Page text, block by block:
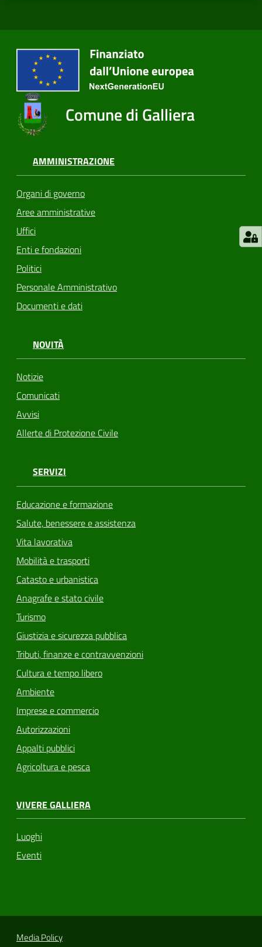
Comune di Galliera
AMMINISTRAZIONE
Organi di governo
Aree amministrative
Uffici
Enti e fondazioni
Politici
Personale Amministrativo
Documenti e dati
NOVITÀ
Notizie
Comunicati
Avvisi
Allerte di Protezione Civile
SERVIZI
Educazione e formazione
Salute, benessere e assistenza
Vita lavorativa
Mobilità e trasporti
Catasto e urbanistica
Anagrafe e stato civile
Turismo
Giustizia e sicurezza pubblica
Tributi, finanze e contravvenzioni
Cultura e tempo libero
Ambiente
Imprese e commercio
Autorizzazioni
Appalti pubblici
Agricoltura e pesca
VIVERE GALLIERA
Luoghi
Eventi
Media Policy